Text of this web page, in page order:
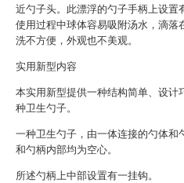
近勺子头。此漂浮的勺子手柄上设置
使用过程中球体容易吸附汤水，滴落
洗不方便，外观也不美观。
实用新型内容
本实用新型提供一种结构简单、设计
种卫生勺子。
一种卫生勺子，由一体连接的勺体和
和勺柄内部均为空心。
所述勺柄上中部设置有一挂钩。